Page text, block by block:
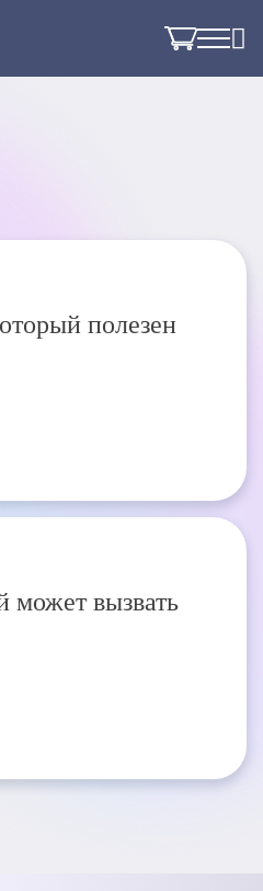
полезен
может вызвать